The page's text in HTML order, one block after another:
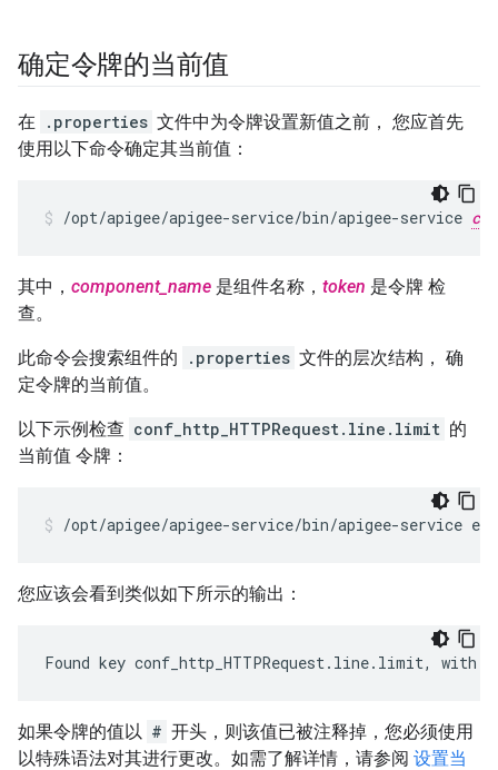
确定令牌的当前值
在 .properties 文件中为令牌设置新值之前， 您应首先
使用以下命令确定其当前值：
/opt/apigee/apigee-service/bin/apigee-service
其中， component_name 是组件名称， token 是令牌 检
查。
此命令会搜索组件的 .properties 文件的层次结构， 确
定令牌的当前值。
以下示例检查 conf_http_HTTPRequest.line.limit 的
当前值 令牌：
/opt/apigee/apigee-service/bin/apigee-service
您应该会看到类似如下所示的输出：
Found key conf_http_HTTPRequest.line.limit,
如果令牌的值以 # 开头，则该值已被注释掉，您必须使用
以特殊语法对其进行更改。如需了解详情，请参阅 设置当